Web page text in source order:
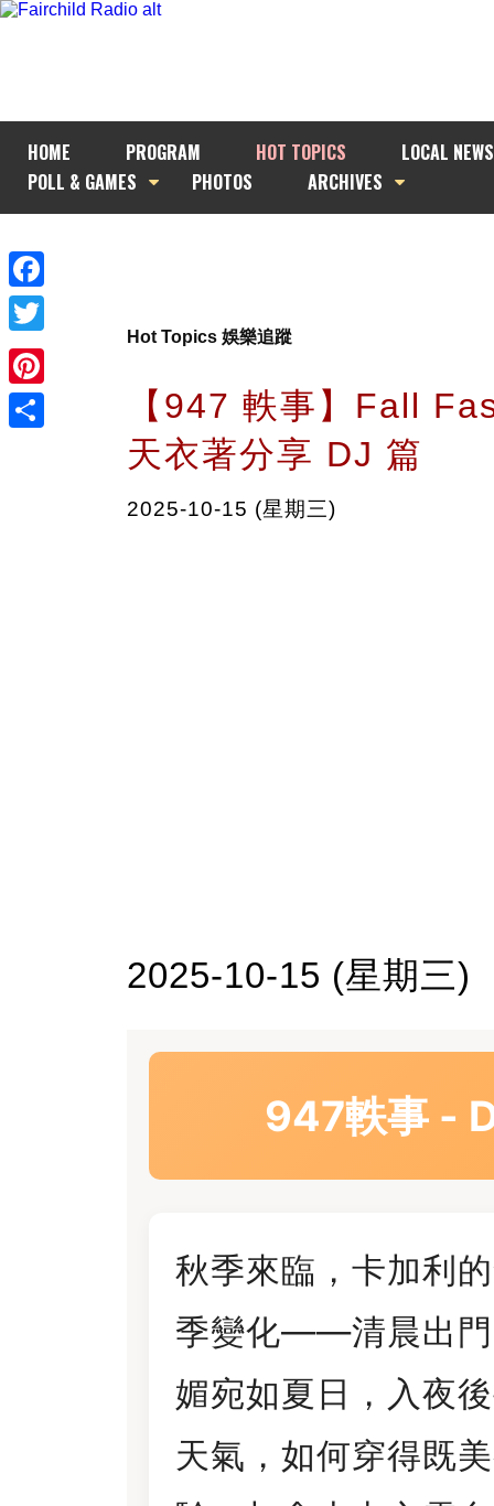
HOME PROGRAM HOT TOPICS
LOCAL NEWS
POLL & GAMES
PHOTOS ARCHIVES
Facebook
Twitter
Pinterest
Hot Topics 娛樂追蹤
【947 軼事】Fall
天衣著分享 DJ 篇
2025-10-15 (星期三)
2025-10-15 (星期三)
947軼事 -
秋季來臨，卡加利
季變化——清晨出門
媚宛如夏日，入夜
天氣，如何穿得既